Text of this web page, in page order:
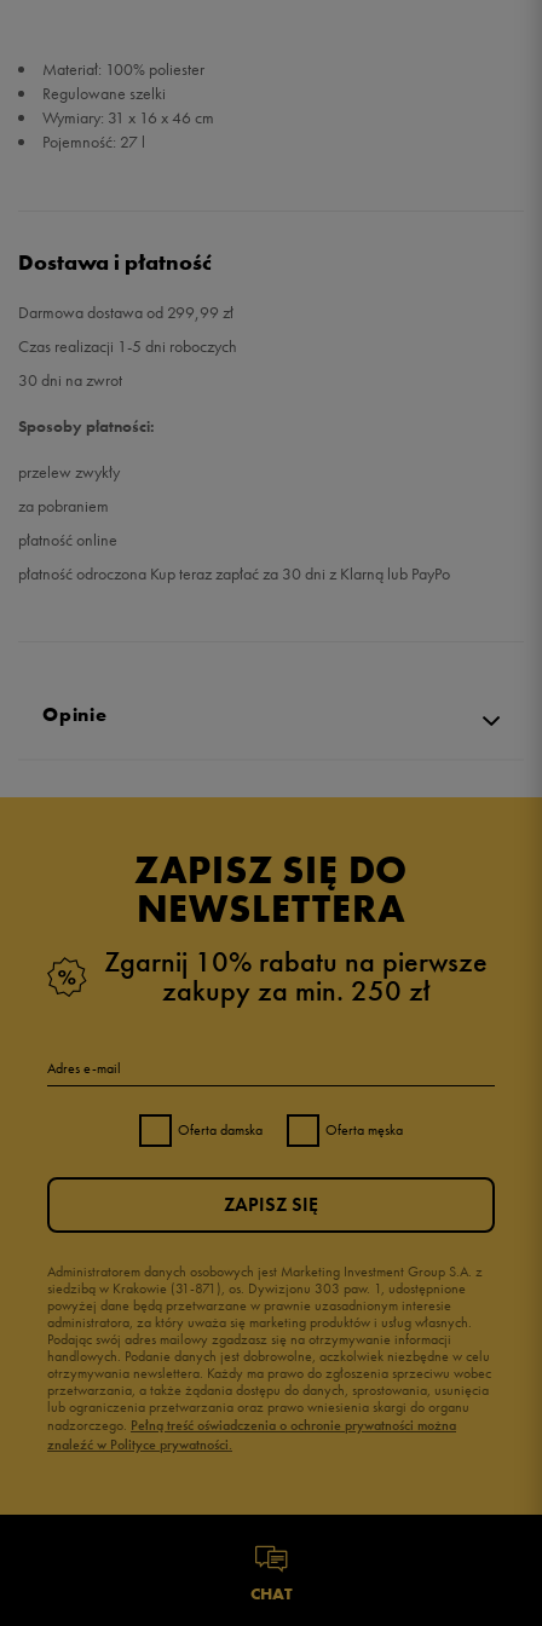
Materiał: 100% poliester
Regulowane szelki
Wymiary: 31 x 16 x 46 cm
Pojemność: 27 l
Dostawa i płatność
Darmowa dostawa od 299,99 zł
Czas realizacji 1-5 dni roboczych
30 dni na zwrot
Sposoby płatności:
przelew zwykły
za pobraniem
płatność online
płatność odroczona Kup teraz zapłać za 30 dni z Klarną lub PayPo
Opinie
ZAPISZ SIĘ DO
NEWSLETTERA
Zgarnij 10% rabatu na pierwsze
zakupy za min. 250 zł
Adres e-mail
Oferta damska Oferta męska
Administratorem danych osobowych jest Marketing Investment Group S.A. z
siedzibą w Krakowie (31-871), os. Dywizjonu 303 paw. 1, udostępnione
powyżej dane będą przetwarzane w prawnie uzasadnionym interesie
administratora, za który uważa się marketing produktów i usług własnych.
Podając swój adres mailowy zgadzasz się na otrzymywanie informacji
handlowych. Podanie danych jest dobrowolne, aczkolwiek niezbędne w celu
otrzymywania newslettera. Każdy ma prawo do zgłoszenia sprzeciwu wobec
przetwarzania, a także żądania dostępu do danych, sprostowania, usunięcia
lub ograniczenia przetwarzania oraz prawo wniesienia skargi do organu
nadzorczego. Pełną treść oświadczenia o ochronie prywatności można
znaleźć w Polityce prywatności.
ZAPISZ SIĘ
CHAT